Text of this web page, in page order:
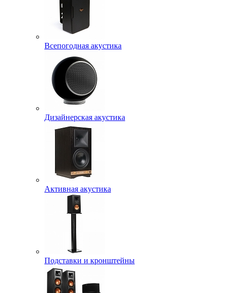
Всепогодная акустика
Дизайнерская акустика
Активная акустика
Подставки и кронштейны